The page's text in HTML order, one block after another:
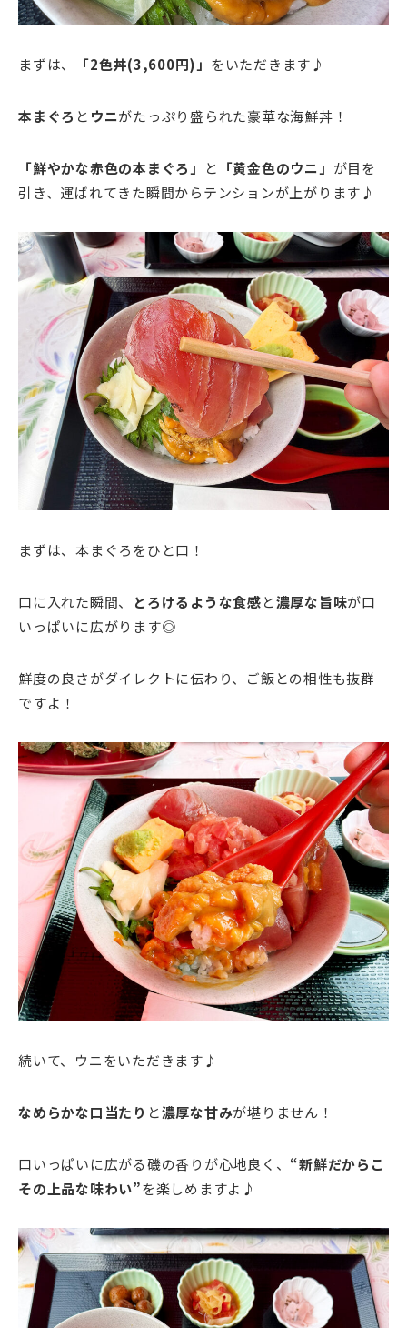
まずは、 「2色丼(3,600円)」 をいただきます♪
本まぐろ と ウニがたっぷり盛られた豪華な海鮮丼！
「鮮やかな赤色の本まぐろ」 と 「黄金色のウニ」 が目を
引き、運ばれてきた瞬間からテンションが上がります♪
まずは、本まぐろをひと口！
口に入れた瞬間、 とろけるような食感と濃厚な旨味が口
いっぱいに広がります◎
鮮度の良さがダイレクトに伝わり、ご飯との相性も抜群
ですよ！
続いて、ウニをいただきます♪
なめらかな口当たり と濃厚な甘みが堪りません！
口いっぱいに広がる磯の香りが心地良く、 “新鮮だからこ
その上品な味わい”を楽しめますよ♪